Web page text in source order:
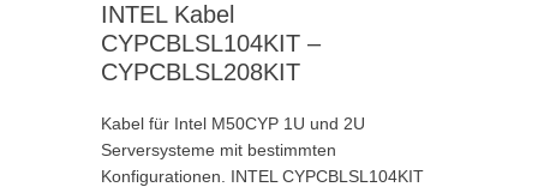
INTEL Kabel
CYPCBLSL104KIT –
CYPCBLSL208KIT
Kabel für Intel M50CYP 1U und 2U
Serversysteme mit bestimmten
Konfigurationen. INTEL CYPCBLSL104KIT